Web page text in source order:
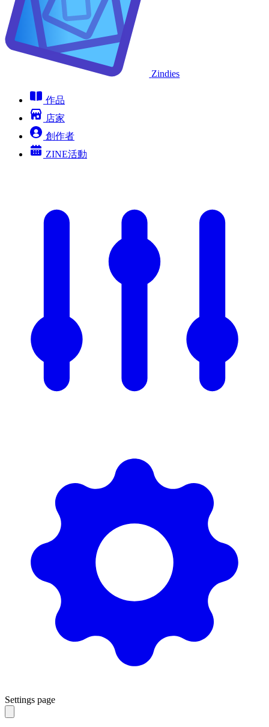
Zindies
作品
店家
創作者
ZINE活動
Settings page